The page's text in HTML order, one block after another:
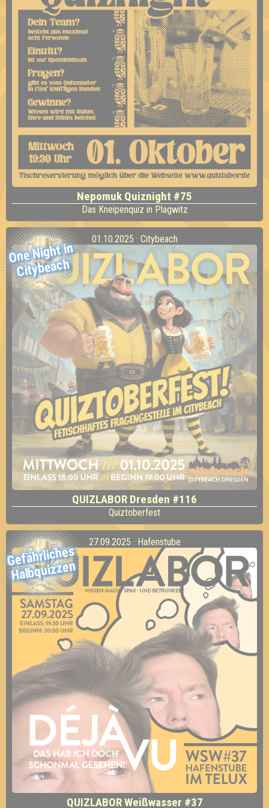
Nepomuk Quiznight #75
Das Kneipenquiz in Plagwitz
One
Night in
Citybeach
01.10.2025 · Citybeach
QUIZLABOR Dresden #116
Quiztoberfest
Gefährliches
Halbquizzen
27.09.2025 · Hafenstube
QUIZLABOR Weißwasser #37